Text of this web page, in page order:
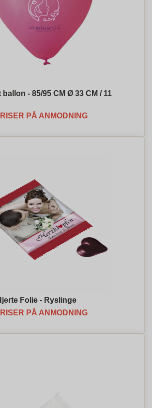
ballon - 85/95 CM Ø 33 CM / 11
PÅ ANMODNING
Folie - Ryslinge
PÅ ANMODNING